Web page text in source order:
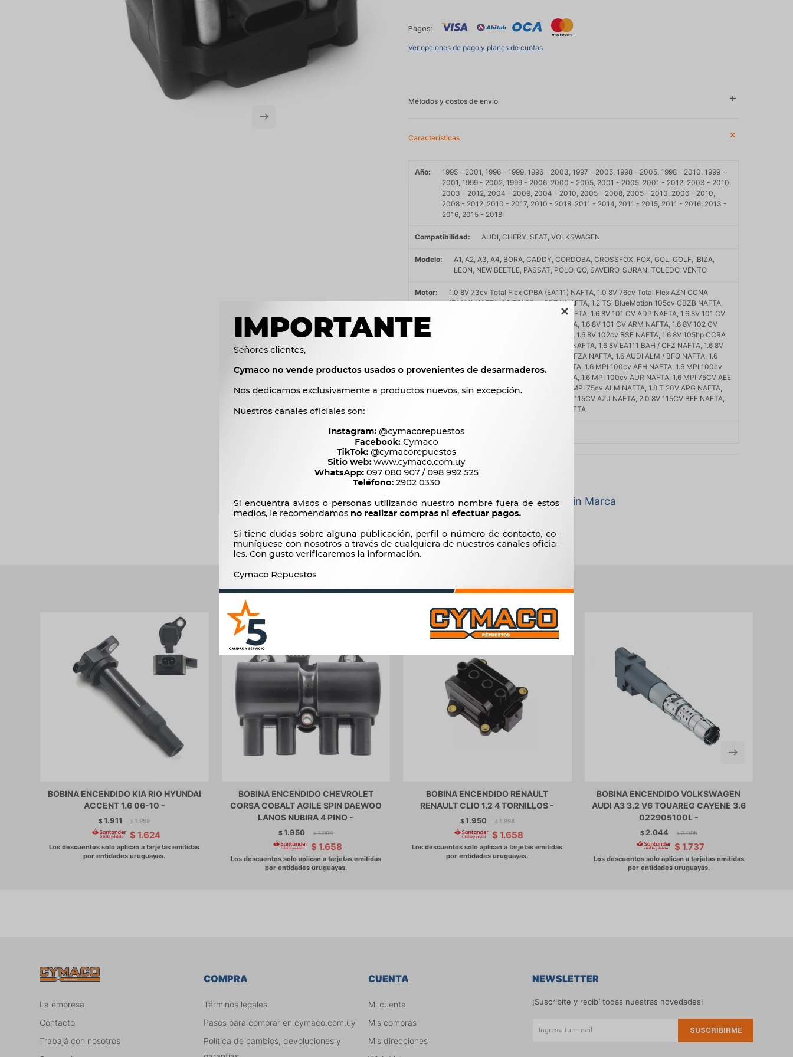

Pagos:
Ver opciones de pago y planes de cuotas
Métodos y costos de envío
Características
Año
1995 - 2001, 1996 - 1999, 1996 - 2003, 1997 - 2005, 1998 - 2005, 1998 - 2010, 1999 -
2001, 1999 - 2002, 1999 - 2006, 2000 - 2005, 2001 - 2005, 2001 - 2012, 2003 - 2010,
2003 - 2012, 2004 - 2009, 2004 - 2010, 2005 - 2008, 2005 - 2010, 2006 - 2010,
2008 - 2012, 2010 - 2017, 2010 - 2018, 2011 - 2014, 2011 - 2015, 2011 - 2016, 2013 -
2016, 2015 - 2018
Compatibilidad AUDI, CHERY, SEAT, VOLKSWAGEN
Modelo
A1, A2, A3, A4, BORA, CADDY, CORDOBA, CROSSFOX, FOX, GOL, GOLF, IBIZA,
LEON, NEW BEETLE, PASSAT, POLO, QQ, SAVEIRO, SURAN, TOLEDO, VENTO
Motor
1.0 8V 73cv Total Flex CPBA (EA111) NAFTA, 1.0 8V 76cv Total Flex AZN CCNA
(EA111) NAFTA, 1.2 TSi 86cv CBZA NAFTA, 1.2 TSi BlueMotion 105cv CBZB NAFTA,
1.4 16V BXW NAFTA, 1.4 75cv BBY NAFTA, 1.6 8V 101 CV ADP NAFTA, 1.6 8V 101 CV
AHL NAFTA, 1.6 8V 101 CV ANA NAFTA, 1.6 8V 101 CV ARM NAFTA, 1.6 8V 102 CV
ALZ NAFTA, 1.6 8V 102cv BSE NAFTA, 1.6 8V 102cv BSF NAFTA, 1.6 8V 105hp CCRA
NAFTA, 1.6 8V AUDI BGU / BSE / BSF NAFTA, 1.6 8V EA111 BAH / CFZ NAFTA, 1.6 8V
MSI CFZA NAFTA, 1.6 8V MSI EA111 CFZA NAFTA, 1.6 AUDI ALM / BFQ NAFTA, 1.6
CCSA NAFTA, 1.6 FSi 115cv BAG NAFTA, 1.6 MPI 100cv AEH NAFTA, 1.6 MPI 100cv
AKL NAFTA, 1.6 MPI 100cv APF NAFTA, 1.6 MPI 100cv AUR NAFTA, 1.6 MPI 75CV AEE
NAFTA, 1.6 MPI 75cv AFT NAFTA, 1.6 MPI 75cv ALM NAFTA, 1.8 T 20V APG NAFTA,
1.8 T AUDI AUM / AUQ NAFTA, 2.0 8V 115CV AZJ NAFTA, 2.0 8V 115CV BFF NAFTA,
2.0 8V AZM NAFTA, 2.0 AUDI AZJ NAFTA
OEM 032905106D, F000ZS0210, E6030
  
Ver mas productos de la marca Sin Marca
Productos que te pueden interesar
BOBINA ENCENDIDO KIA RIO HYUNDAI
ACCENT 1.6 06-10 -
$1.911 $ 1.958
$ 1.624
BOBINA ENCENDIDO CHEVROLET
CORSA COBALT AGILE SPIN DAEWOO
LANOS NUBIRA 4 PINO -
$1.950 $ 1.998
$ 1.658
BOBINA ENCENDIDO RENAULT
RENAULT CLIO 1.2 4 TORNILLOS -
$1.950 $ 1.998
$ 1.658
BOBINA ENCENDIDO VOLKSWAGEN
AUDI A3 3.2 V6 TOUAREG CAYENE 3.6
022905100L -
$ 2.044 $ 2.095
$ 1.737
La empresa
Contacto
Trabajá con nosotros
COMPRA
Términos legales
Pasos para comprar en cymaco.com.uy
Política de cambios, devoluciones y
CUENTA
Mi cuenta
Mis compras
Mis direcciones
NEWSLETTER
¡Suscribite y recibí todas nuestras novedades!
SUSCRIBIRME